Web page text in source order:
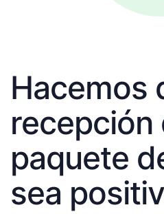
Hacemos
recepción
paquete
sea